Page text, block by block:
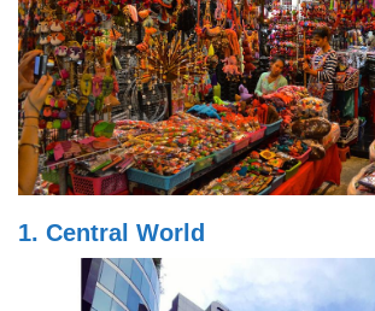
1. Central World